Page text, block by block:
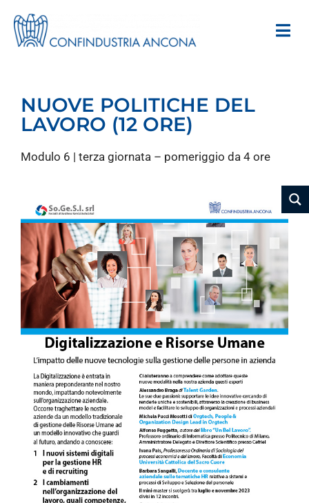
NUOVE POLITICHE DEL
LAVORO (12 ORE)
Modulo 6 | terza giornata – pomeriggio da 4 ore